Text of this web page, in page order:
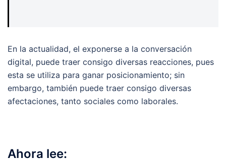
En la actualidad, el exponerse a la conversación
digital, puede traer consigo diversas reacciones, pues
esta se utiliza para ganar posicionamiento; sin
embargo, también puede traer consigo diversas
afectaciones, tanto sociales como laborales.
Ahora lee: